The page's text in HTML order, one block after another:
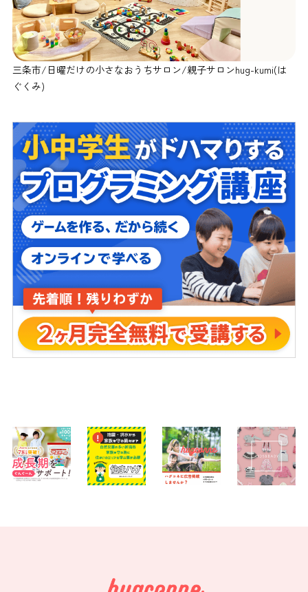
三条市/日曜だけの小さなおうちサロン/親子サロンhug-kumi(は
ぐくみ)